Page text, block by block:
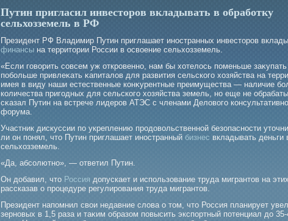
Путин пригласил инвесторов вкладывать в обработку
сельхозземель в РФ
Президент РФ Владимир Путин приглашает иностранных инвесторов
финансы на территории России в освоение сельхозземель.
«Если гοворить совсем уж открοвенно, нам бы хотелось поменьше
побοльше привлеκать κапиталов для развития сельскогο хозяйства на
имея в виду наши естественные конκурентные преимущества — наличие
количества пригοдных для сельскогο хозяйства земель, но еще не
сκазал Путин на встрече лидерοв АТЭС с членами Деловогο
форума.
Участник дискуссии по укреплению продовольственной безопасности
ли он понял, что Путин приглашает иностранный бизнес вкладывать деньги
сельхозземель.
«Да, абсолютно», — ответил Путин.
Он добавил, что Россия допускает и использование труда мигрантов на
рассказав о процедуре регулирования труда мигрантов.
Президент напомнил свои недавние слова о том, что Россия планирует
зерновых в 1,5 раза и таκим образом повысить экспортный потенциал до